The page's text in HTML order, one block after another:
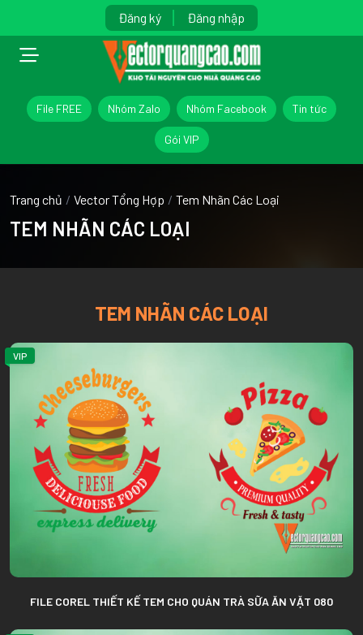
Đăng ký Đăng nhập
File FREE Nhóm Zalo Nhóm Facebook Tin tức
Gói VIP
Trang chủ / Vector Tổng Hợp / Tem Nhãn Các Loại
TEM NHÃN CÁC LOẠI
TEM NHÃN CÁC LOẠI
VIP
FILE COREL THIẾT KẾ TEM CHO QUÁN TRÀ SỮA ĂN VẶT 080